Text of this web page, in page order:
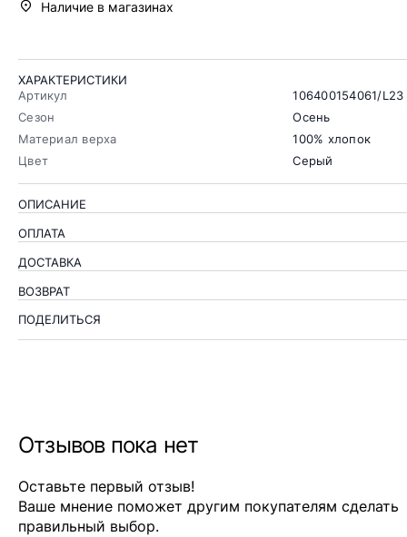
Наличие в магазинах
ХАРАКТЕРИСТИКИ
Артикул
106400154061/L23
Сезон
Осень
Материал верха
100% хлопок
Цвет
Серый
ОПИСАНИЕ
ОПЛАТА
ДОСТАВКА
ВОЗВРАТ
ПОДЕЛИТЬСЯ
Отзывов пока нет
Оставьте первый отзыв!
Ваше мнение поможет другим покупателям сделать
правильный выбор.